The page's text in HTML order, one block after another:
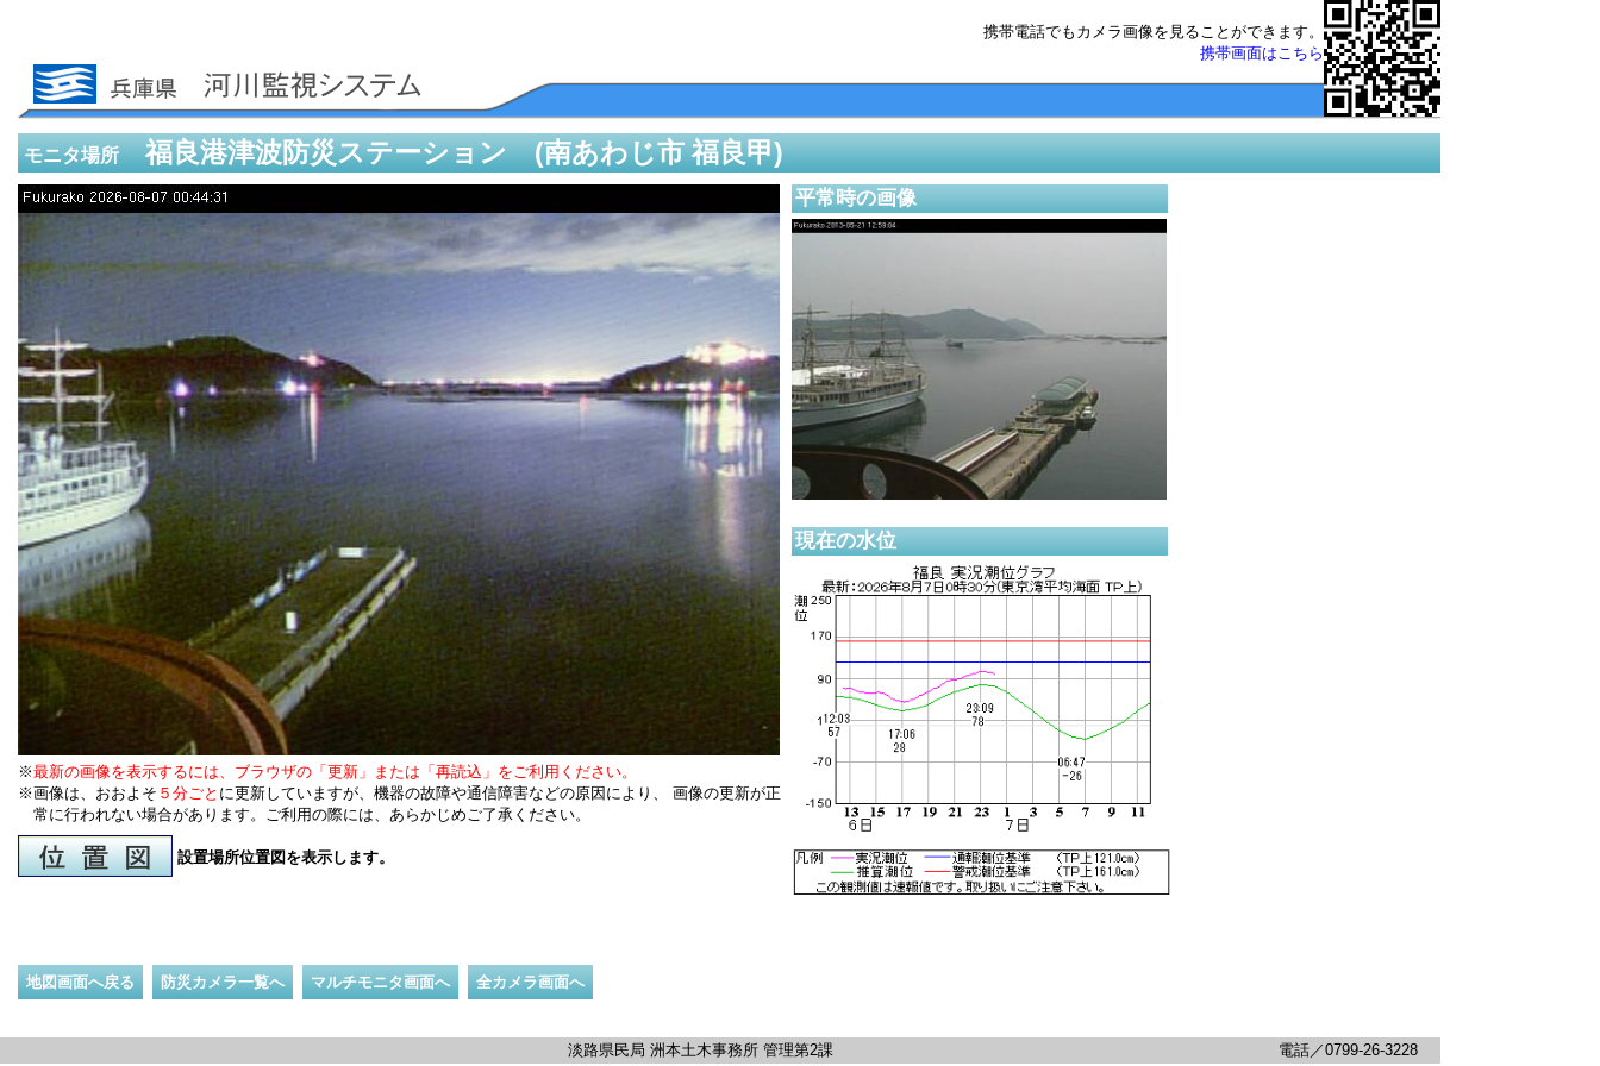
携帯電話でもカメラ画像を見ることができます。
携帯画面はこちら
モニタ場所福良港津波防災ステーション (南あわじ市 福良甲)
※最新の画像を表示するには、ブラウザの「更新」または「再読込」をご利用ください。
※画像は、おおよそ ５分ごと に更新していますが、機器の故障や通信障害などの原因により、 画像の更新が正
常に行われない場合があります。ご利用の際には、あらかじめご了承ください。
設置場所位置図を表示します。
地図画面へ戻る 防災カメラ一覧へ マルチモニタ画面へ 全カメラ画面へ
平常時の画像
現在の水位
淡路県民局 洲本土木事務所 管理第2課 電話／0799-26-3228